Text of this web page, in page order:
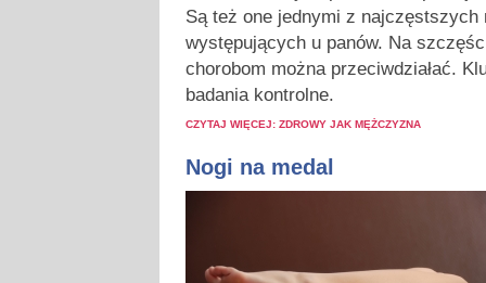
Są też one jednymi z najczęstszych
występujących u panów. Na
chorobom można przeciwdziałać.
badania kontrolne.
CZYTAJ WIĘCEJ: ZDROWY JAK MĘŻCZYZNA
Nogi na medal